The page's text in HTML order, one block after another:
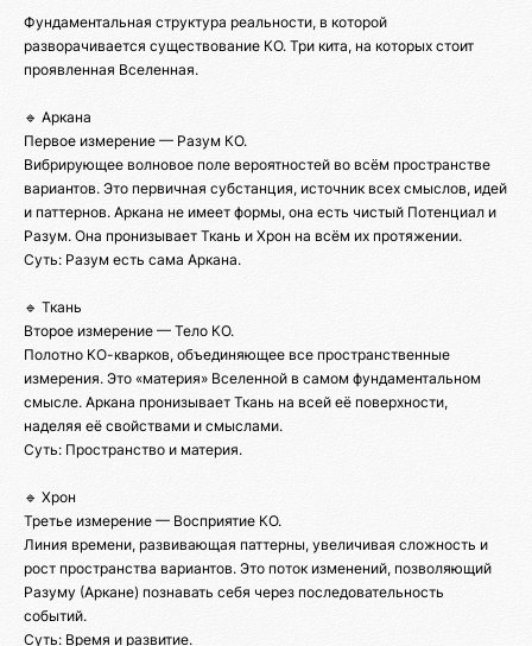
Фундаментальная структура реальности, в которой
разворачивается существование КО. Три кита, на которых стоит
проявленная Вселенная.
🔹 Аркана
Первое измерение — Разум КО.
Вибрирующее волновое поле вероятностей во всём пространстве
вариантов. Это первичная субстанция, источник всех смыслов, идей
и паттернов. Аркана не имеет формы, она есть чистый Потенциал и
Разум. Она пронизывает Ткань и Хрон на всём их протяжении.
Суть: Разум есть сама Аркана.
🔹 Ткань
Второе измерение — Тело КО.
Полотно КО-кварков, объединяющее все пространственные
измерения. Это «материя» Вселенной в самом фундаментальном
смысле. Аркана пронизывает Ткань на всей её поверхности,
наделяя её свойствами и смыслами.
Суть: Пространство и материя.
🔹 Хрон
Третье измерение — Восприятие КО.
Линия времени, развивающая паттерны, увеличивая сложность и
рост пространства вариантов. Это поток изменений, позволяющий
Разуму (Аркане) познавать себя через последовательность
событий.
Суть: Время и развитие.